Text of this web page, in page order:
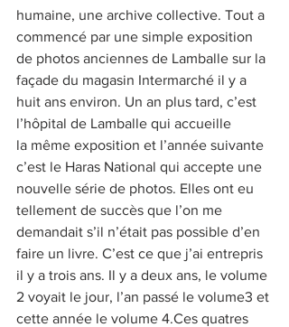
humaine, une archive collective. Tout a
commencé par une simple exposition
de photos anciennes de Lamballe sur la
façade du magasin Intermarché il y a
huit ans environ. Un an plus tard, c’est
l’hôpital de Lamballe qui accueille
la même exposition et l’année suivante
c’est le Haras National qui accepte une
nouvelle série de photos. Elles ont eu
tellement de succès que l’on me
demandait s’il n’était pas possible d’en
faire un livre. C’est ce que j’ai entrepris
il y a trois ans. Il y a deux ans, le volume
2 voyait le jour, l’an passé le volume3 et
cette année le volume 4.Ces quatres